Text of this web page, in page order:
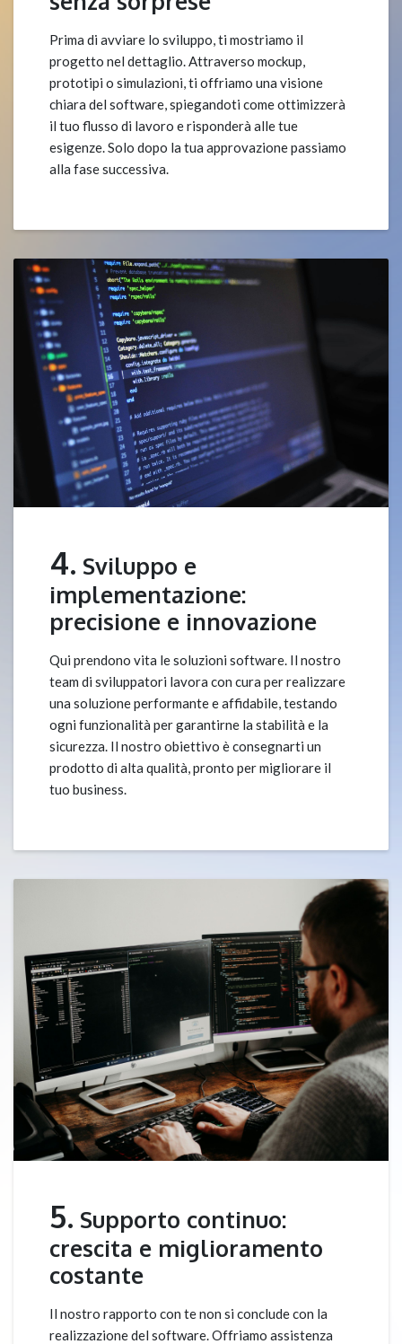
Prima di avviare lo sviluppo, ti mostriamo il
progetto nel dettaglio. Attraverso mockup,
prototipi o simulazioni, ti offriamo una visione
chiara del software, spiegandoti come ottimizzerà
il tuo flusso di lavoro e risponderà alle tue
esigenze. Solo dopo la tua approvazione passiamo
alla fase successiva.
4. Sviluppo e
implementazione:
precisione e innovazione
Qui prendono vita le soluzioni software. Il nostro
team di sviluppatori lavora con cura per realizzare
una soluzione performante e affidabile, testando
ogni funzionalità per garantirne la stabilità e la
sicurezza. Il nostro obiettivo è consegnarti un
prodotto di alta qualità, pronto per migliorare il
tuo business.
5. Supporto continuo:
crescita e miglioramento
costante
Il nostro rapporto con te non si conclude con la
realizzazione del software. Offriamo assistenza